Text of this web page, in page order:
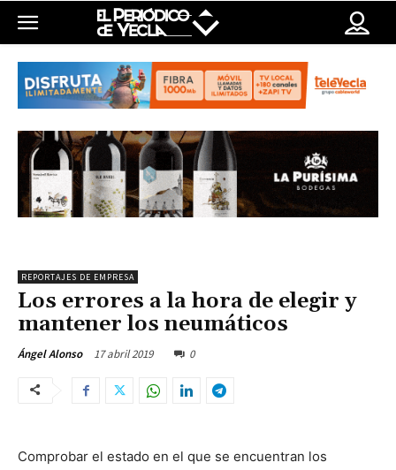
REPORTAJES DE EMPRESA
Los errores a la hora de elegir y
mantener los neumáticos
Ángel Alonso 17 abril 2019 0
Comprobar el estado en el que se encuentran los